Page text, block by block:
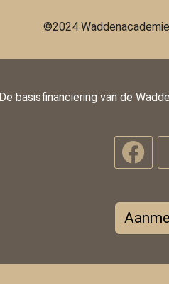
©2024
De basisfinanciering van de